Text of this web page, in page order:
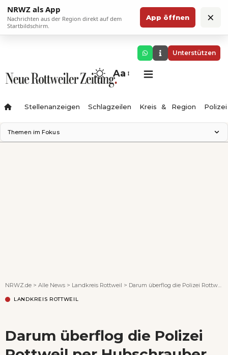
NRWZ als App
Nachrichten aus der Region direkt auf dem
Startbildschirm.
App öffnen ×
Unterstützen
Aa
Stellenanzeigen Schlagzeilen Kreis & Region Polizei
Themen im Fokus
NRWZ.de > Alle News > Landkreis Rottweil > Darum überflog die Polizei Rottweil per Hubschrauber
LANDKREIS ROTTWEIL
Darum überflog die Polizei